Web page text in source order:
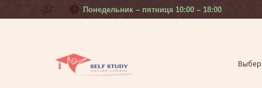
Понедельник – пятница 10:00 – 18:00
Выберите свой урок Курсы